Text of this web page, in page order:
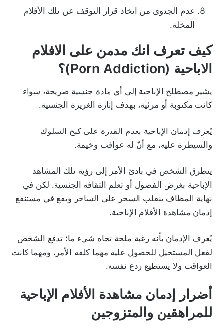
عدم الجدوى من اتخاذ قرار التوقف عن تلك الأفلام
المخلة.
كيف تعرف انك مدمن على الافلام
الاباحية (Porn Addiction)؟
يشير مصطلح الإباحية إلى أي مادة جنسية صريحة، سواء
كانت مكتوبة أو مرئية، بهدف إثارة الغريزة الجنسية.
يُعرف إدمان الإباحية بعدم القدرة على كبح السلوك
والسيطرة عليه، مع أنّ له عواقب وخيمة.
يتطرق الشخص في بادئ الأمر إلى رؤية تلك المشاهد
الإباحية بغرض الفضول أو تعلم الثقافة الجنسية. لكن في
نهاية المطاف ينقلب السحر على الساحر ويقع في مستنقع
إدمان مشاهدة الأفلام الإباحية.
يُعرف الإدمان بأنه رغبة ملحة تجاه شيء ما؛ تدفع الشخص
لفعل المستحيل للحصول عليه مهما كلفه الأمر، ومهما كانت
العواقب ولا يستطيع ردع نفسه.
أضرار إدمان مشاهدة الأفلام الإباحية
للمراهقين والمتزوجين